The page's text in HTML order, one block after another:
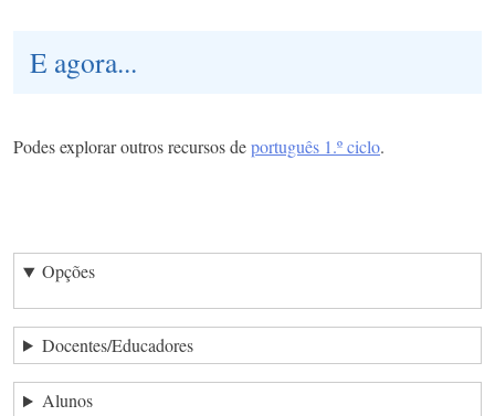
E agora...
Podes explorar outros recursos deportuguês 1.º ciclo.
Opções
Docentes/Educadores
Alunos